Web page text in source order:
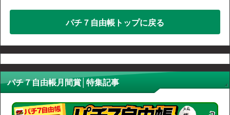
パチ７自由帳トップに戻る
パチ７自由帳月間賞│特集記事